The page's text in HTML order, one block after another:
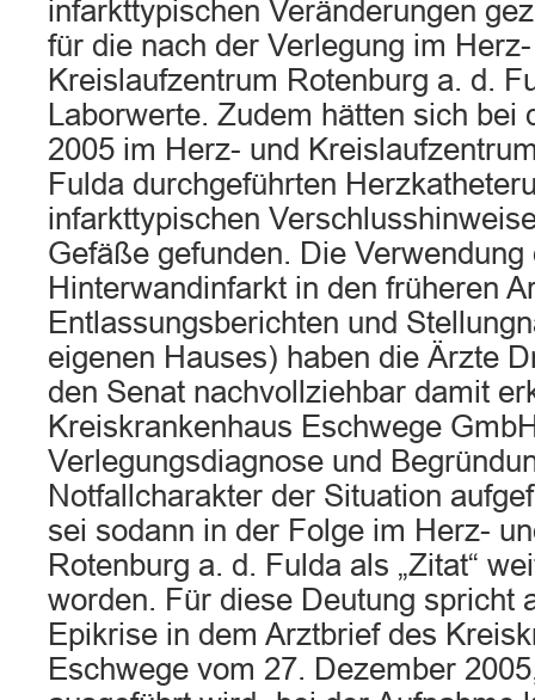
infarkttypischen Veränderungen
für die nach der Verlegung im
Kreislaufzentrum Rotenburg a. d.
Laborwerte. Zudem hätten sich bei
2005 im Herz- und
Fulda durchgeführten
infarkttypischen
Gefäße gefunden. Die
Hinterwandinfarkt in den früheren
Entlassungsberichten und
eigenen Hauses) haben die Ärzte
den Senat nachvollziehbar damit
Kreiskrankenhaus Eschwege
Verlegungsdiagnose und
Notfallcharakter der Situation
sei sodann in der Folge im Herz-
Rotenburg a. d. Fulda als „Zitat“
worden. Für diese Deutung spricht
Epikrise in dem Arztbrief des
Eschwege vom 27. Dezember